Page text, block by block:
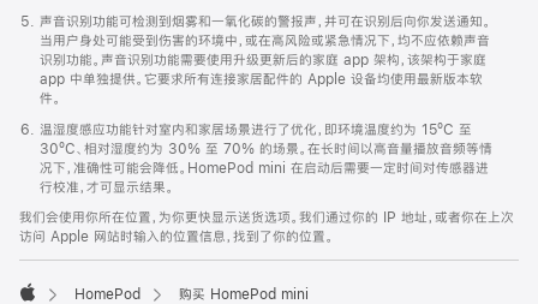
声音识别功能可检测到烟雾和一氧化碳的警报声，并可在识别后向你发送通知。
当用户身处可能受到伤害的环境中，或在高风险或紧急情况下，均不应依赖声音
识别功能。声音识别功能需要使用升级更新后的家庭 app 架构，该架构于家庭
app 中单独提供。它要求所有连接家居配件的 Apple 设备均使用最新版本软
件。
温湿度感应功能针对室内和家居场景进行了优化，即环境温度约为 15ºC 至
30ºC、相对湿度约为 30% 至 70% 的场景。在长时间以高音量播放音频等情
况下，准确性可能会降低。HomePod mini 在启动后需要一定时间对传感器进
行校准，才可显示结果。
我们会使用你所在位置，为你更快显示送货选项。我们通过你的 IP 地址，或者你在上次
访问 Apple 网站时输入的位置信息，找到了你的位置。
HomePod 购买 HomePod mini